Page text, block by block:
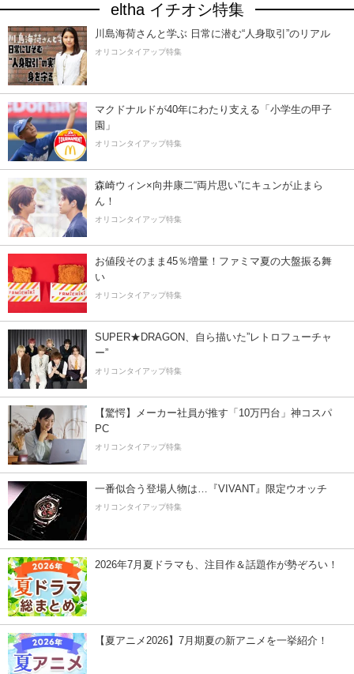
eltha イチオシ特集
川島海荷さんと学ぶ 日常に潜む“人身取引”のリアル
オリコンタイアップ特集
マクドナルドが40年にわたり支える「小学生の甲子
園」
オリコンタイアップ特集
森崎ウィン×向井康二“両片思い”にキュンが止まら
ん！
オリコンタイアップ特集
お値段そのまま45％増量！ファミマ夏の大盤振る舞
い
オリコンタイアップ特集
SUPER★DRAGON、自ら描いた”レトロフューチャ
ー”
オリコンタイアップ特集
【驚愕】メーカー社員が推す「10万円台」神コスパ
PC
オリコンタイアップ特集
一番似合う登場人物は…『VIVANT』限定ウオッチ
オリコンタイアップ特集
2026年7月夏ドラマも、注目作＆話題作が勢ぞろい！
【夏アニメ2026】7月期夏の新アニメを一挙紹介！